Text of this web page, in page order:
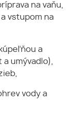
na vaňu,
vstupom na
a
umývadlo),
vody a